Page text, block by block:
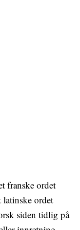
franske ordet
latinske ordet
siden tidlig på